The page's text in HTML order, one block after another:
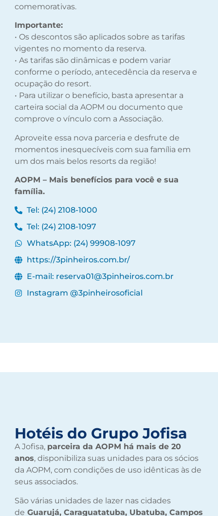
comemorativas.
Importante:
• Os descontos são aplicados sobre as tarifas
vigentes no momento da reserva.
• As tarifas são dinâmicas e podem variar
conforme o período, antecedência da reserva e
ocupação do resort.
• Para utilizar o benefício, basta apresentar a
carteira social da AOPM ou documento que
comprove o vínculo com a Associação.
Aproveite essa nova parceria e desfrute de
momentos inesquecíveis com sua família em
um dos mais belos resorts da região!
AOPM – Mais benefícios para você e sua
família.
Tel: (24) 2108-1000
Tel: (24) 2108-1097
WhatsApp: (24) 99908-1097
https://3pinheiros.com.br/
E-mail: reserva01@3pinheiros.com.br
Instagram @3pinheirosoficial
Hotéis do Grupo Jofisa
A Jofisa, parceira da AOPM há mais de 20
anos, disponibiliza suas unidades para os sócios
da AOPM, com condições de uso idênticas às de
seus associados.
São várias unidades de lazer nas cidades
de Guarujá, Caraguatatuba, Ubatuba, Campos